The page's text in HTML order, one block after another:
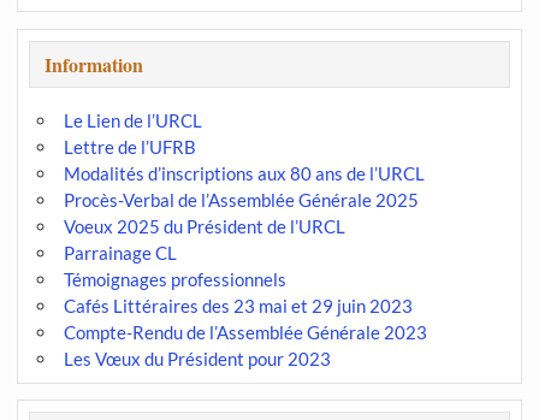
Information
Le Lien de l’URCL
Lettre de l’UFRB
Modalités d’inscriptions aux 80 ans de l’URCL
Procès-Verbal de l’Assemblée Générale 2025
Voeux 2025 du Président de l’URCL
Parrainage CL
Témoignages professionnels
Cafés Littéraires des 23 mai et 29 juin 2023
Compte-Rendu de l’Assemblée Générale 2023
Les Vœux du Président pour 2023